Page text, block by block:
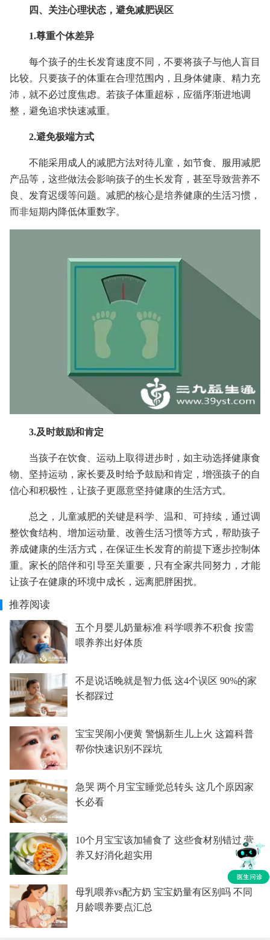
四、关注心理状态，避免减肥误区
1.尊重个体差异
每个孩子的生长发育速度不同，不要将孩子与他人盲目
比较。只要孩子的体重在合理范围内，且身体健康、精力充
沛，就不必过度焦虑。若孩子体重超标，应循序渐进地调
整，避免追求快速减重。
2.避免极端方式
不能采用成人的减肥方法对待儿童，如节食、服用减肥
产品等，这些做法会影响孩子的生长发育，甚至导致营养不
良、发育迟缓等问题。减肥的核心是培养健康的生活习惯，
而非短期内降低体重数字。
3.及时鼓励和肯定
当孩子在饮食、运动上取得进步时，如主动选择健康食
物、坚持运动，家长要及时给予鼓励和肯定，增强孩子的自
信心和积极性，让孩子更愿意坚持健康的生活方式。
总之，儿童减肥的关键是科学、温和、可持续，通过调
整饮食结构、增加运动量、改善生活习惯等方式，帮助孩子
养成健康的生活方式，在保证生长发育的前提下逐步控制体
重。家长的陪伴和引导至关重要，只有全家共同努力，才能
让孩子在健康的环境中成长，远离肥胖困扰。
推荐阅读
五个月婴儿奶量标准 科学喂养不积食 按需
喂养养出好体质
不是说话晚就是智力低 这4个误区 90%的家
长都踩过
宝宝哭闹小便黄 警惕新生儿上火 这篇科普
帮你快速识别不踩坑
急哭 两个月宝宝睡觉总转头 这几个原因家
长必看
10个月宝宝该加辅食了 这些食材别错过 营
养又好消化超实用
母乳喂养vs配方奶 宝宝奶量有区别吗 不同
月龄喂养要点汇总